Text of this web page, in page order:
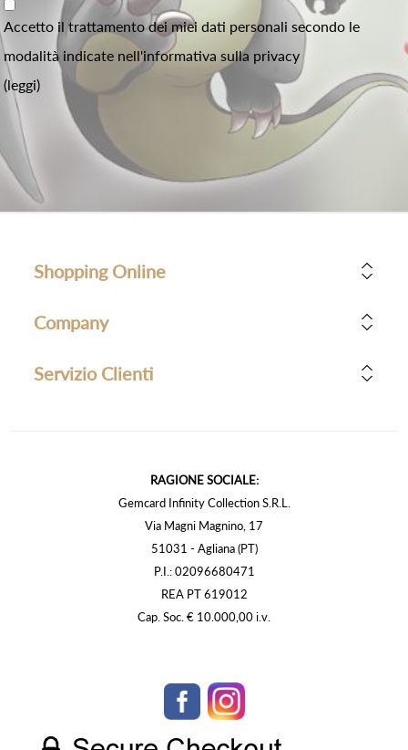
Accetto il trattamento dei miei dati personali secondo le
modalità indicate nell'informativa sulla privacy
(leggi)
Shopping Online
Company
Servizio Clienti
RAGIONE SOCIALE:
Gemcard Infinity Collection S.R.L.
Via Magni Magnino, 17
51031 - Agliana (PT)
P.I.: 02096680471
REA PT 619012
Cap. Soc. € 10.000,00 i.v.